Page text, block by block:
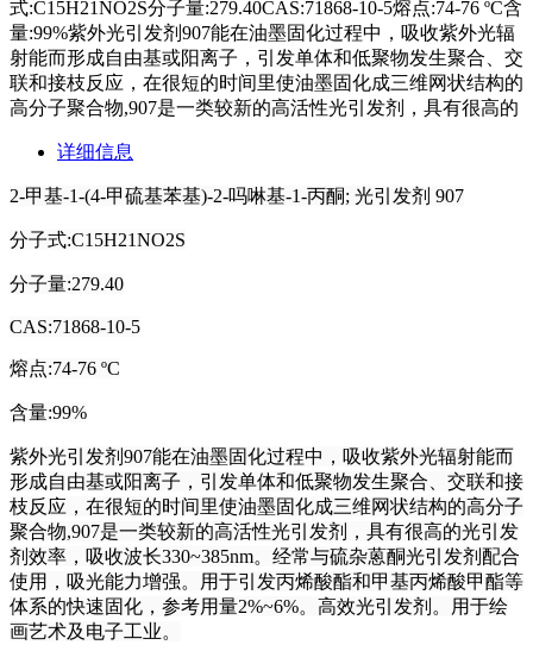
式:C15H21NO2S分子量:279.40CAS:71868-10-5熔点:74-76 ºC含
量:99%紫外光引发剂907能在油墨固化过程中，吸收紫外光辐
射能而形成自由基或阳离子，引发单体和低聚物发生聚合、交
联和接枝反应，在很短的时间里使油墨固化成三维网状结构的
高分子聚合物,907是一类较新的高活性光引发剂，具有很高的
详细信息
2-甲基-1-(4-甲硫基苯基)-2-吗啉基-1-丙酮; 光引发剂 907
分子式:C15H21NO2S
分子量:279.40
CAS:71868-10-5
熔点:74-76 ºC
含量:99%
紫外光引发剂 907能在油墨固化过程中，吸收紫外光辐射能而
形成自由基或阳离子，引发单体和低聚物发生聚合、交联和接
枝反应，在很短的时间里使油墨固化成三维网状结构的高分子
聚合物,907是一类较新的高活性光引发剂，具有很高的光引发
剂效率，吸收波长330~385nm。经常与硫杂蒽酮光引发剂配合
使用，吸光能力增强。用于引发丙烯酸酯和甲基丙烯酸甲酯等
体系的快速固化，参考用量2%~6%。高效光引发剂。用于绘
画艺术及电子工业。